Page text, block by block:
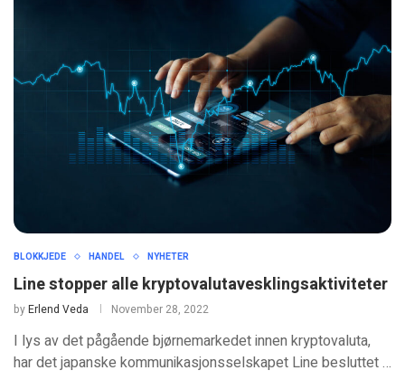
BLOKKJEDE HANDEL NYHETER
Line stopper alle kryptovalutavesklingsaktiviteter
byErlend Veda November 28, 2022
I lys av det pågående bjørnemarkedet innen kryptovaluta,
har det japanske kommunikasjonsselskapet Line besluttet …